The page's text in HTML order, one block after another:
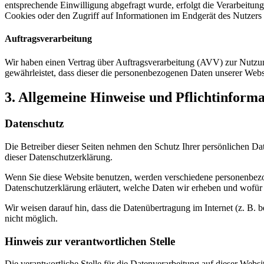
entsprechende Einwilligung abgefragt wurde, erfolgt die
Cookies oder den Zugriff auf Informationen im Endgerät des
Auftragsverarbeitung
Wir haben einen Vertrag über Auftragsverarbeitung (AVV) zur
gewährleistet, dass dieser die personenbezogenen Daten unserer
3. Allgemeine Hinweise und
Datenschutz
Die Betreiber dieser Seiten nehmen den Schutz Ihrer persönlichen
dieser Datenschutzerklärung.
Wenn Sie diese Website benutzen, werden verschiedene
Datenschutzerklärung erläutert, welche Daten wir erheben und
Wir weisen darauf hin, dass die Datenübertragung im Internet (z.
nicht möglich.
Hinweis zur verantwortlichen Stelle